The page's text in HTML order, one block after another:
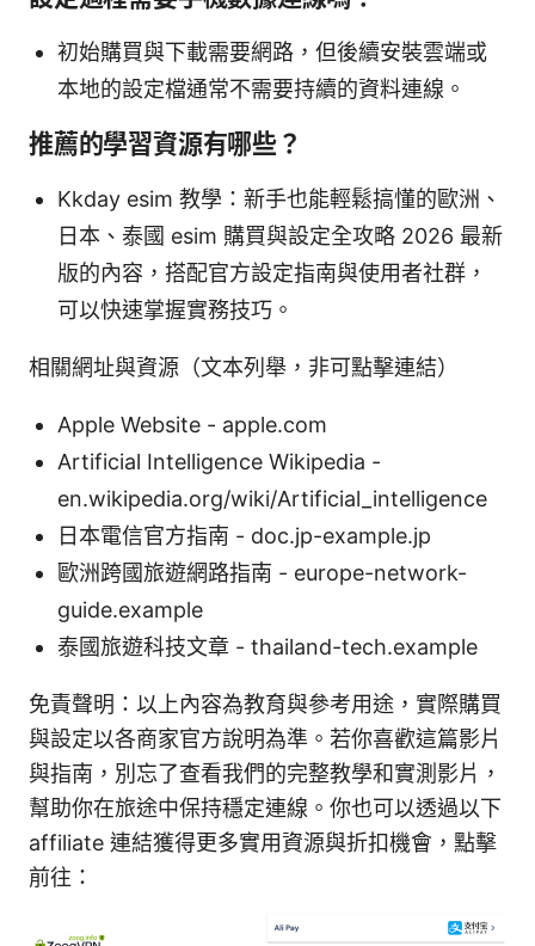
初始購買與下載需要網路，但後續安裝雲端或
本地的設定檔通常不需要持續的資料連線。
推薦的學習資源有哪些？
Kkday esim 教學：新手也能輕鬆搞懂的歐洲、
日本、泰國 esim 購買與設定全攻略 2026 最新
版的內容，搭配官方設定指南與使用者社群，
可以快速掌握實務技巧。
相關網址與資源（文本列舉，非可點擊連結）
Apple Website - apple.com
Artificial Intelligence Wikipedia -
en.wikipedia.org/wiki/Artificial_intelligence
日本電信官方指南 - doc.jp-example.jp
歐洲跨國旅遊網路指南 - europe-network-
guide.example
泰國旅遊科技文章 - thailand-tech.example
免責聲明：以上內容為教育與參考用途，實際購買
與設定以各商家官方說明為準。若你喜歡這篇影片
與指南，別忘了查看我們的完整教學和實測影片，
幫助你在旅途中保持穩定連線。你也可以透過以下
affiliate 連結獲得更多實用資源與折扣機會，點擊
前往：